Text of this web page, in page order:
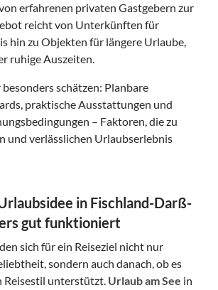
erfahrenen privaten Gastgebern zur
reicht von Unterkünften für
hin zu Objekten für längere Urlaube,
ruhige Auszeiten.
besonders schätzen: Planbare
praktische Ausstattungen und
– Faktoren, die zu
und verlässlichen Urlaubserlebnis
in Fischland-Darß-
gut funktioniert
sich für ein Reiseziel nicht nur
sondern auch danach, ob es
Reisestil unterstützt. Urlaub am See in